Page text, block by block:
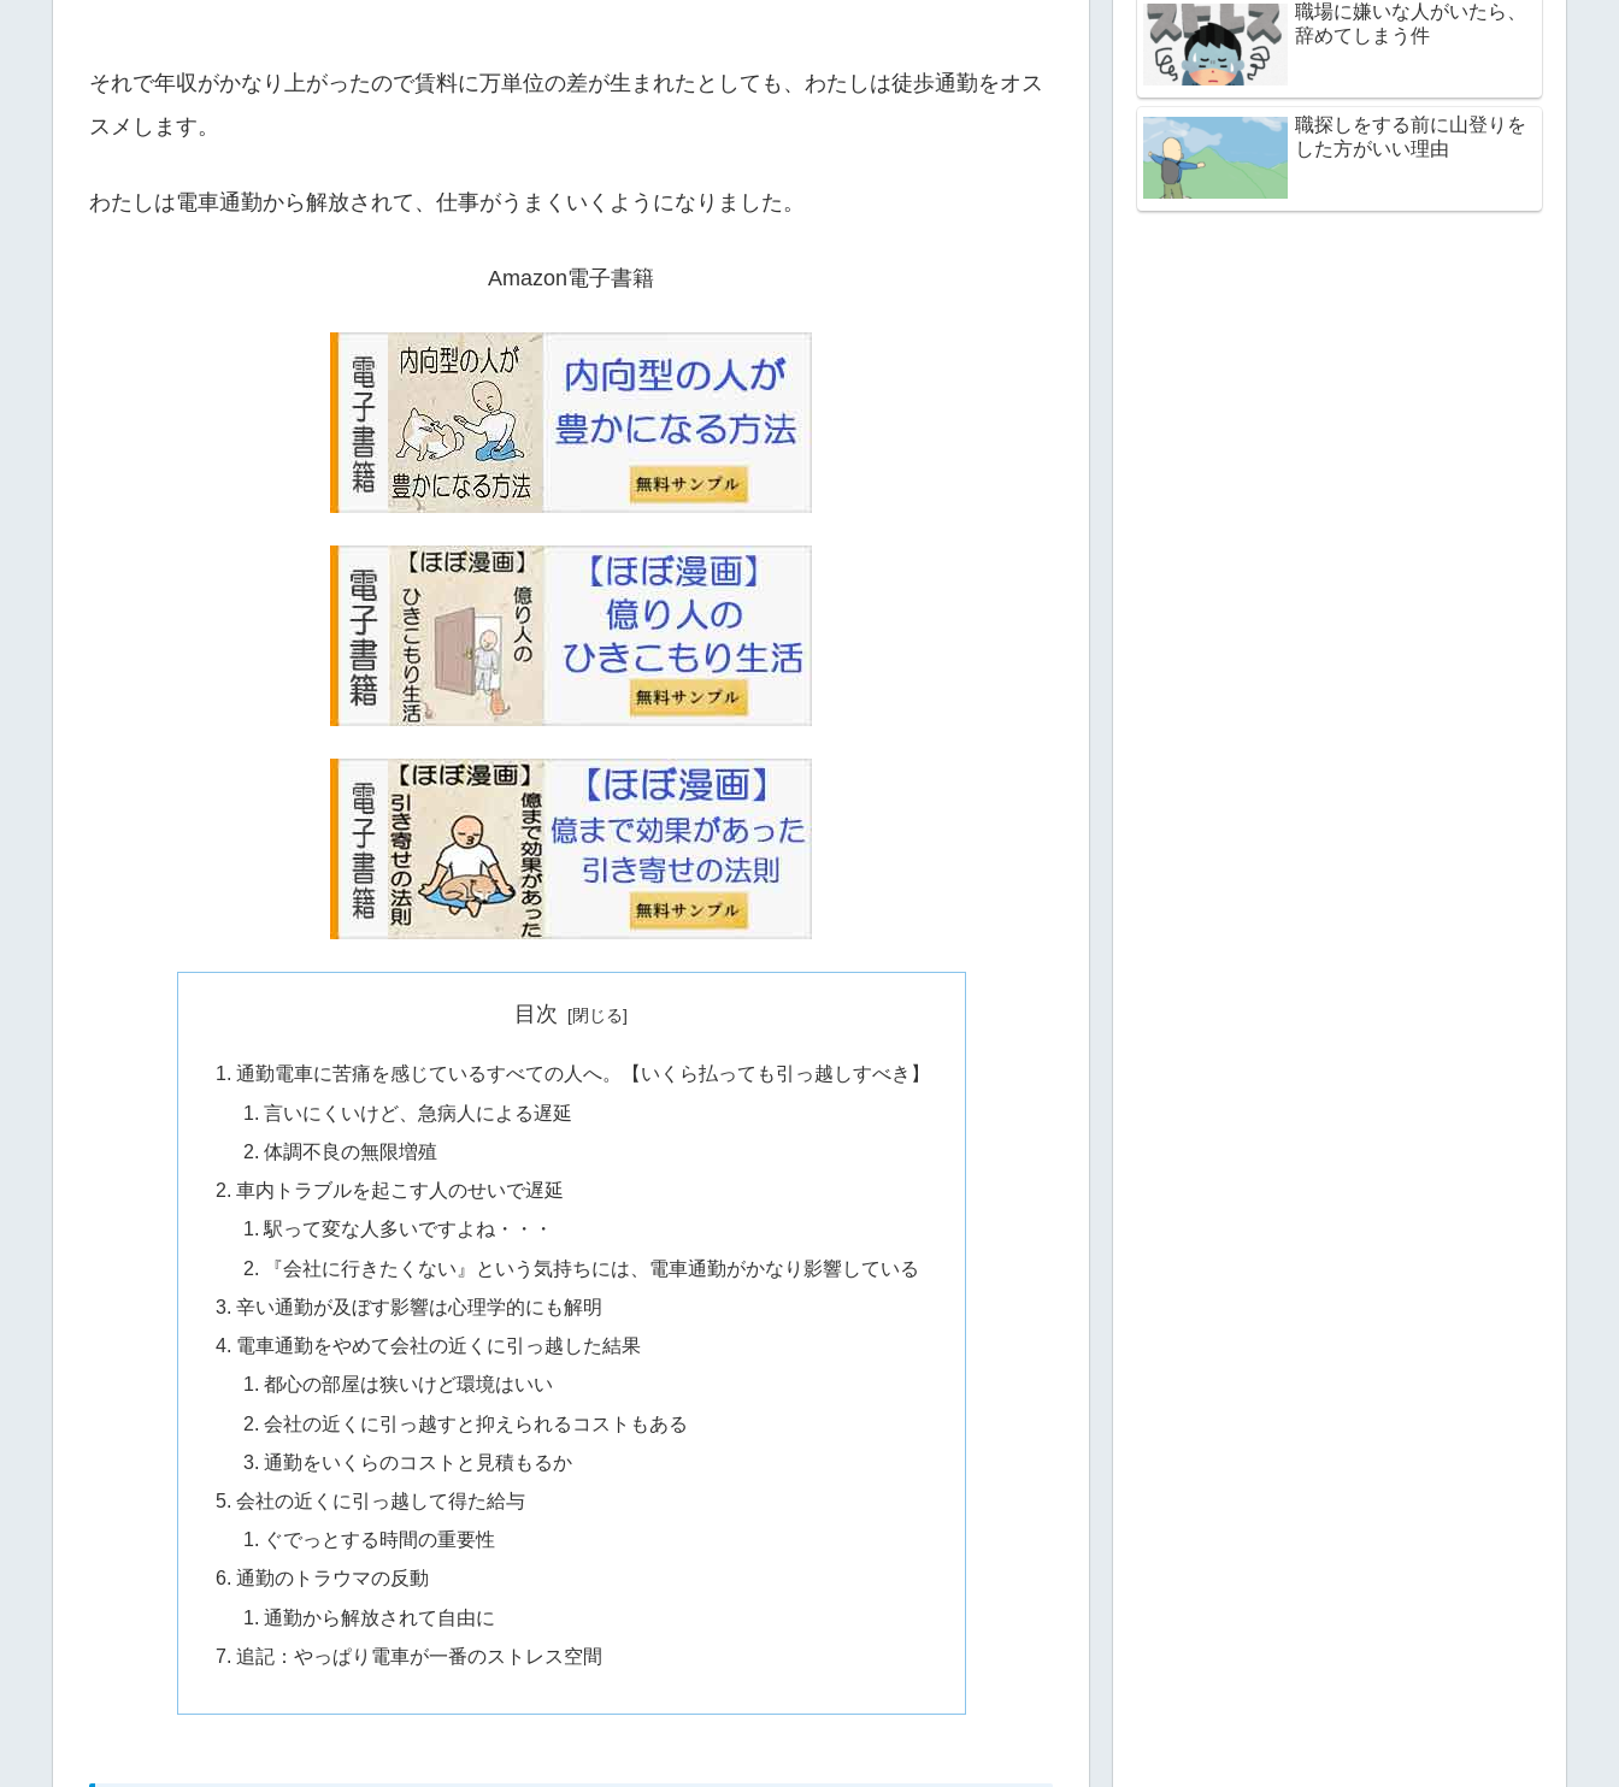
それで年収がかなり上がったので賃料に万単位の差が生まれたとしても、わたしは徒歩通勤をオス
スメします。
わたしは電車通勤から解放されて、仕事がうまくいくようになりました。
Amazon電子書籍
目次
通勤電車に苦痛を感じているすべての人へ。【いくら払っても引っ越しすべき】
言いにくいけど、急病人による遅延
体調不良の無限増殖
車内トラブルを起こす人のせいで遅延
駅って変な人多いですよね・・・
『会社に行きたくない』という気持ちには、電車通勤がかなり影響している
辛い通勤が及ぼす影響は心理学的にも解明
電車通勤をやめて会社の近くに引っ越した結果
都心の部屋は狭いけど環境はいい
会社の近くに引っ越すと抑えられるコストもある
通勤をいくらのコストと見積もるか
会社の近くに引っ越して得た給与
ぐでっとする時間の重要性
通勤のトラウマの反動
通勤から解放されて自由に
追記：やっぱり電車が一番のストレス空間
職場に嫌いな人がいたら、
辞めてしまう件
職探しをする前に山登りを
した方がいい理由